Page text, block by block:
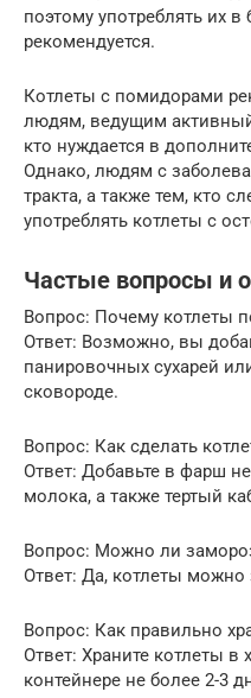
поэтому употреблять их
рекомендуется.
Котлеты с помидорами
людям, ведущим
кто нуждается в
Однако, людям с
тракта, а также тем, кто
употреблять котлеты с
Частые вопросы и
Вопрос: Почему котлеты
Ответ: Возможно, вы
панировочных сухарей
сковороде.
Вопрос: Как сделать
Ответ: Добавьте в фарш
молока, а также тертый
Вопрос: Можно ли
Ответ: Да, котлеты можно
Вопрос: Как правильно
Ответ: Храните котлеты в
контейнере не более 2-3